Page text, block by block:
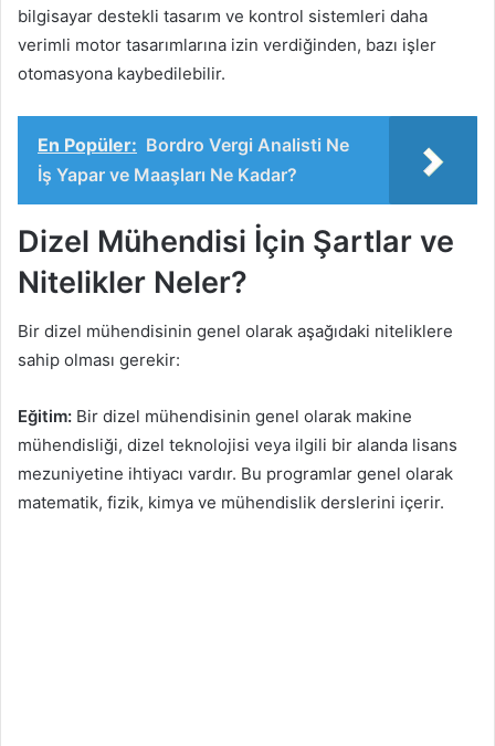
bilgisayar destekli tasarım ve kontrol sistemleri daha
verimli motor tasarımlarına izin verdiğinden, bazı işler
otomasyona kaybedilebilir.
En Popüler: Bordro Vergi Analisti Ne
İş Yapar ve Maaşları Ne Kadar?
Dizel Mühendisi İçin Şartlar ve
Nitelikler Neler?
Bir dizel mühendisinin genel olarak aşağıdaki niteliklere
sahip olması gerekir:
Eğitim: Bir dizel mühendisinin genel olarak makine
mühendisliği, dizel teknolojisi veya ilgili bir alanda lisans
mezuniyetine ihtiyacı vardır. Bu programlar genel olarak
matematik, fizik, kimya ve mühendislik derslerini içerir.